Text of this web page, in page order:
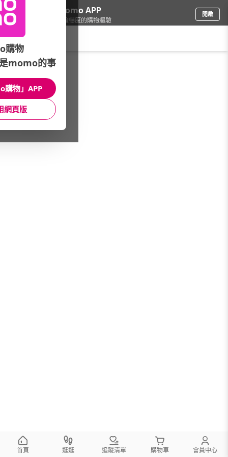
下載momo APP
給你3倍流暢度的購物體驗
開啟
本館精選商品
館長推薦 月銷量
首頁 逛逛 追蹤清單 購物車 會員中心
購物
momo的事
購物」APP
網頁版